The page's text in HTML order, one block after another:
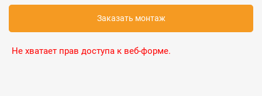
Заказать монтаж
Не хватает прав доступа к веб-форме.